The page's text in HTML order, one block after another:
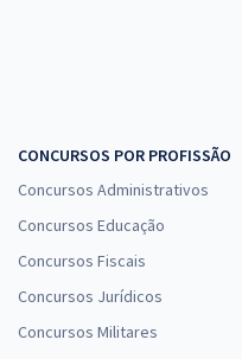
CONCURSOS POR PROFISSÃO
Concursos Administrativos
Concursos Educação
Concursos Fiscais
Concursos Jurídicos
Concursos Militares